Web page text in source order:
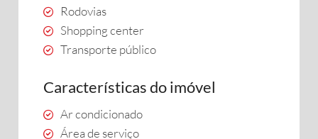
Rodovias
Shopping center
Transporte público
Características do imóvel
Ar condicionado
Área de serviço